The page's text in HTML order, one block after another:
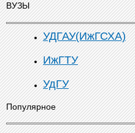
ВУЗЫ
УДГАУ(ИжГСХА)
ИжГТУ
УдГУ
Популярное